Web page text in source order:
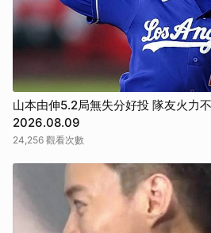
山本由伸5.2局無失分好投 隊友火力
2026.08.09
24,256 觀看次數